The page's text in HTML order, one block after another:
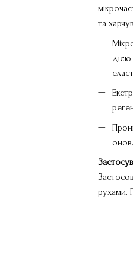
та
дією
рухами.